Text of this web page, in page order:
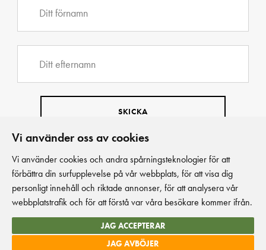
Vi använder oss av cookies
Vi använder cookies och andra spårningsteknologier för att
förbättra din surfupplevelse på vår webbplats, för att visa dig
personligt innehåll och riktade annonser, för att analysera vår
webbplatstrafik och för att förstå var våra besökare kommer ifrån.
JAG ACCEPTERAR
JAG AVBÖJER